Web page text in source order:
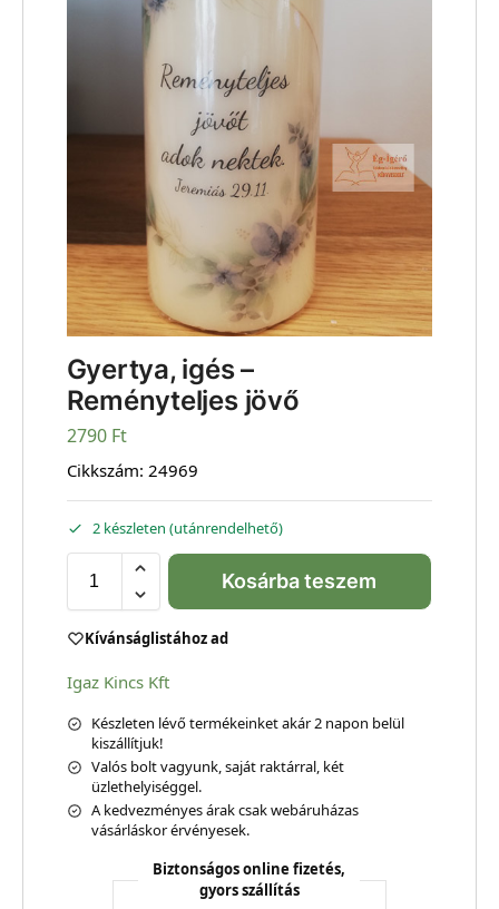
Gyertya, igés –
Reményteljes jövő
2790 Ft
Cikkszám: 24969
2 készleten (utánrendelhető)
Kosárba teszem
Kívánságlistához ad
Igaz Kincs Kft
Készleten lévő termékeinket akár 2 napon belül
kiszállítjuk!
Valós bolt vagyunk, saját raktárral, két
üzlethelyiséggel.
A kedvezményes árak csak webáruházas
vásárláskor érvényesek.
Biztonságos online fizetés,
gyors szállítás